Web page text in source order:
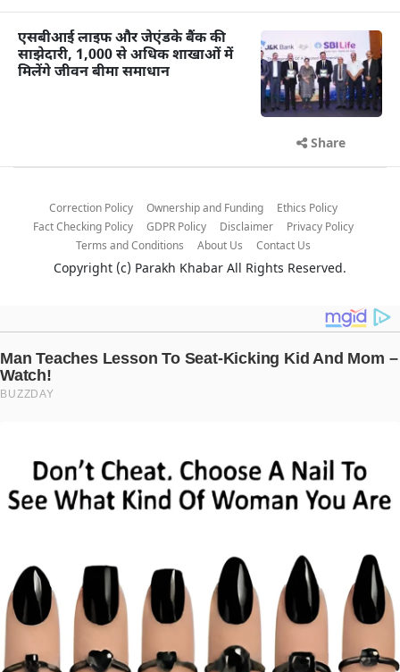
एसबीआई लाइफ और जेएंडके बैंक की
साझेदारी, 1,000 से अधिक शाखाओं में
मिलेंगे जीवन बीमा समाधान
Share
Correction Policy Ownership and Funding
Ethics Policy
Fact Checking Policy
GDPR Policy Disclaimer
Privacy Policy
Terms and Conditions
About Us Contact Us
Copyright (c) Parakh Khabar All Rights Reserved.